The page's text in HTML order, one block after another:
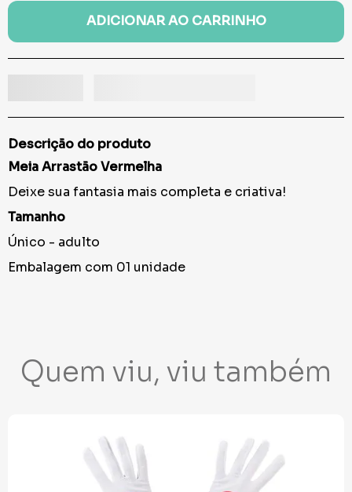
ADICIONAR AO CARRINHO
Descrição do produto
Meia Arrastão Vermelha
Deixe sua fantasia mais completa e criativa!
Tamanho
Único - adulto
Embalagem com 01 unidade
Quem viu, viu também